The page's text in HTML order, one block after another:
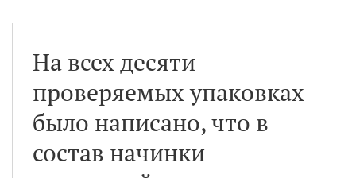
На всех десяти
проверяемых упаковках
было написано, что в
состав начинки